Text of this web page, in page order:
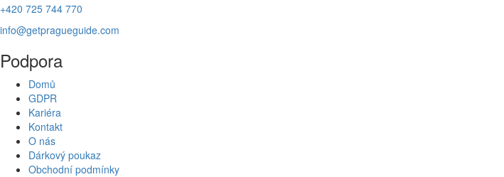
+420 725 744 770
info@getpragueguide.com
Podpora
Domů
GDPR
Kariéra
Kontakt
O nás
Dárkový poukaz
Obchodní podmínky